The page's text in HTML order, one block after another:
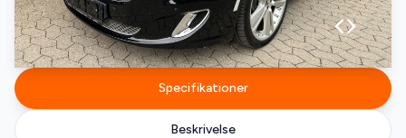
Specifikationer
Beskrivelse